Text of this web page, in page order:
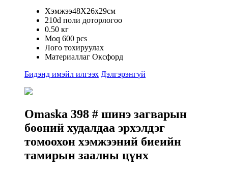
Хэмжээ48X26x29см
210d поли доторлогоо
0.50 кг
Moq 600 pcs
Лого тохируулах
Материаллаг Оксфорд
Бидэнд имэйл илгээх Дэлгэрэнгүй
Omaska ​​398 # шинэ загварын
бөөний худалдаа эрхэлдэг
томоохон хэмжээний биеийн
тамирын заалны цүнх